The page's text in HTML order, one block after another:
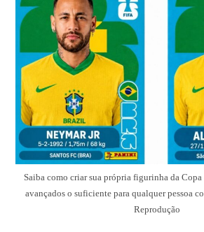
Saiba como criar sua própria figurinha da
avançados o suficiente para qualquer pessoa
Reprodução